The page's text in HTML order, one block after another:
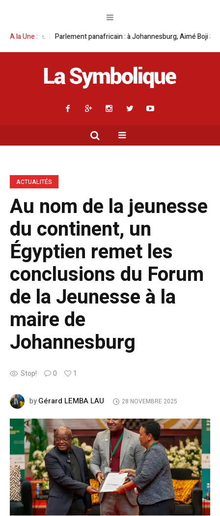
A la Une :: à Johannesburg, Aimé Boji Sangara multiplie les plaidoyers
ACTUALITÉS
Au nom de la jeunesse
du continent, un
Égyptien remet les
conclusions du Forum
de la Jeunesse à la
maire de
Johannesburg
Stop! 0 1
byGérard LEMBA LAU 28 NOVEMBRE 2025